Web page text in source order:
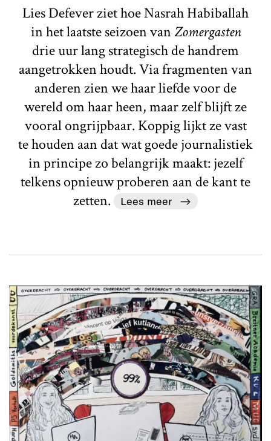
Lies Defever ziet hoe Nasrah Habiballah
in het laatste seizoen vanZomergasten
drie uur lang strategisch de handrem
aangetrokken houdt. Via fragmenten van
anderen zien we haar liefde voor de
wereld om haar heen, maar zelf blijft ze
vooral ongrijpbaar. Koppig lijkt ze vast
te houden aan dat wat goede journalistiek
in principe zo belangrijk maakt: jezelf
telkens opnieuw proberen aan de kant te
zetten.
Lees meer